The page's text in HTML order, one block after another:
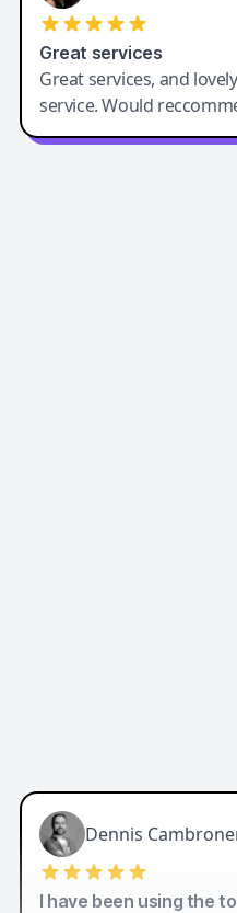
Great services
Great services, and
service. Would
Dennis
I have been using the